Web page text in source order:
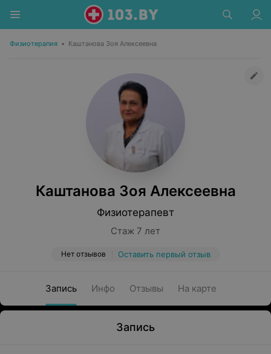
Физиотерапия • Каштанова Зоя Алексеевна
Каштанова Зоя Алексеевна
Физиотерапевт
Стаж 7 лет
Нет отзывов Оставить первый отзыв
Запись Инфо Отзывы На карте
Запись